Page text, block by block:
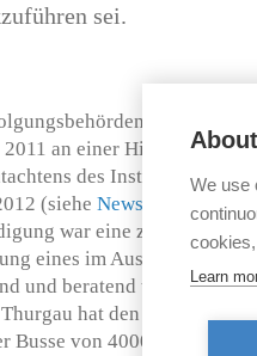
sei.
hat ergeben,
an einer
des Instituts für
(siehe Newsmeldung
war eine zu hohe
eines im Ausland
und beratend tätig ist,
hat den Tierarzt nun
Busse von 4000 Franken
We use
Learn